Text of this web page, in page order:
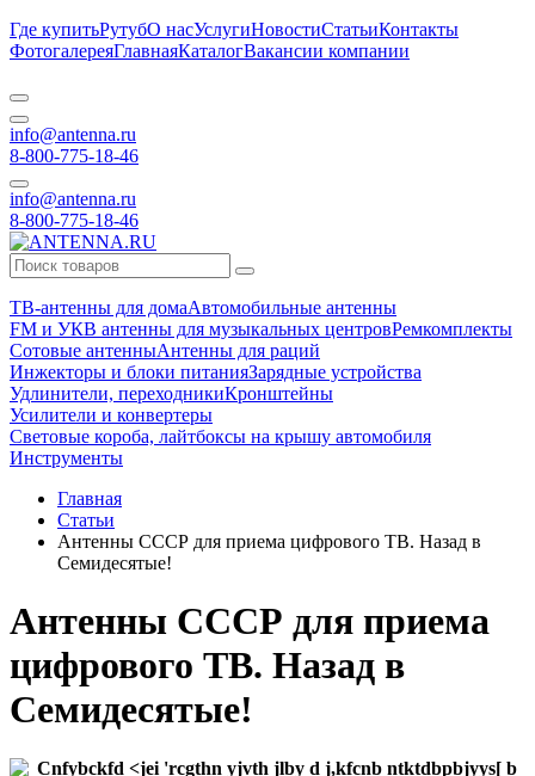
Где купитьРутубО насУслугиНовостиСтатьиКонтакты
ФотогалереяГлавнаяКаталогВакансии компании
info@antenna.ru
8-800-775-18-46
info@antenna.ru
8-800-775-18-46
ТВ-антенны для домаАвтомобильные антенны
FM и УКВ антенны для музыкальных центровРемкомплекты
Сотовые антенныАнтенны для раций
Инжекторы и блоки питанияЗарядные устройства
Удлинители, переходникиКронштейны
Усилители и конвертеры
Световые короба, лайтбоксы на крышу автомобиля
Инструменты
Главная
Статьи
Антенны СССР для приема цифрового ТВ. Назад в
Семидесятые!
Антенны СССР для приема
цифрового ТВ. Назад в
Семидесятые!